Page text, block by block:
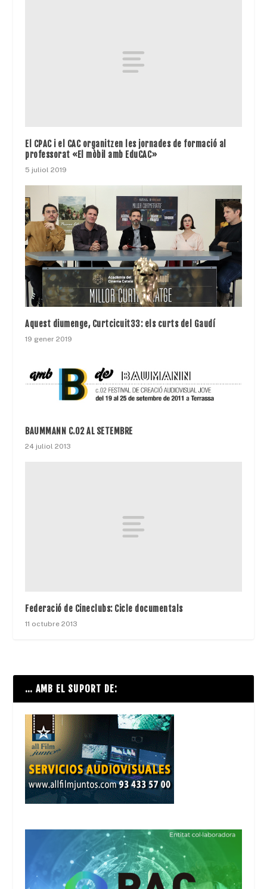
El CPAC i el CAC organitzen les jornades de formació al
professorat «El mòbil amb EduCAC»
5 juliol 2019
Aquest diumenge, Curtcicuit33: els curts del Gaudí
19 gener 2019
BAUMMANN C.02 AL SETEMBRE
24 juliol 2013
Federació de Cineclubs: Cicle documentals
11 octubre 2013
… AMB EL SUPORT DE: